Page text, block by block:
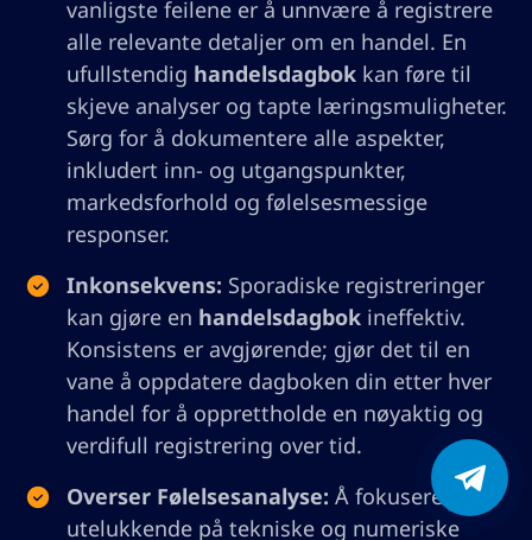
vanligste feilene er å unnvære å registrere
alle relevante detaljer om en handel. En
ufullstendig handelsdagbok kan føre til
skjeve analyser og tapte læringsmuligheter.
Sørg for å dokumentere alle aspekter,
inkludert inn- og utgangspunkter,
markedsforhold og følelsesmessige
responser.
Inkonsekvens: Sporadiske registreringer
kan gjøre en handelsdagbok ineffektiv.
Konsistens er avgjørende; gjør det til en
vane å oppdatere dagboken din etter hver
handel for å opprettholde en nøyaktig og
verdifull registrering over tid.
Overser Følelsesanalyse: Å fokusere
utelukkende på tekniske og numeriske